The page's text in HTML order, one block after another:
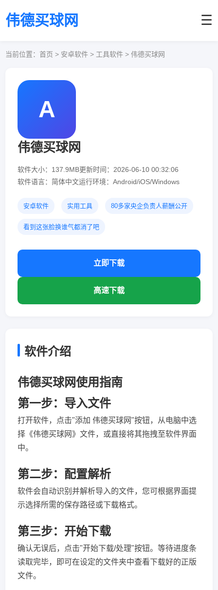
伟德买球网 ☰
当前位置：首页 > 安卓软件 > 工具软件 > 伟德买球网
A
伟德买球网
软件大小：137.9MB更新时间：2026-06-10 00:32:06
软件语言：简体中文运行环境：Android/iOS/Windows
安卓软件 实用工具 80多家央企负责人薪酬公开
看到这张脸换谁气都消了吧
立即下载
高速下载
软件介绍
伟德买球网使用指南
第一步：导入文件
打开软件，点击"添加 伟德买球网"按钮，从电脑中选
择《伟德买球网》文件，或直接将其拖拽至软件界面
中。
第二步：配置解析
软件会自动识别并解析导入的文件，您可根据界面提
示选择所需的保存路径或下载格式。
第三步：开始下载
确认无误后，点击"开始下载/处理"按钮。等待进度条
读取完毕，即可在设定的文件夹中查看下载好的正版
文件。